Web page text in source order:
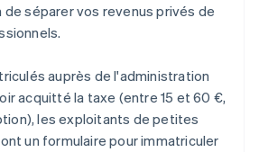
de séparer vos revenus privés de
auprès de l'administration
acquitté la taxe (entre 15 et 60 €,
les exploitants de petites
un formulaire pour immatriculer